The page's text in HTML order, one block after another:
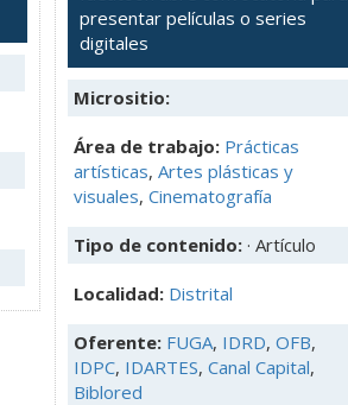
presentar películas o series
digitales
Micrositio:
Área de trabajo: Prácticas
artísticas, Artes plásticas y
visuales, Cinematografía
Tipo de contenido: · Artículo
Localidad: Distrital
Oferente: FUGA, IDRD, OFB,
IDPC, IDARTES, Canal Capital,
Biblored